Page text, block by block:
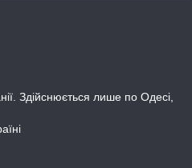
Здійснюється лише по Одесі,